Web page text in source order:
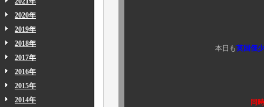
2020年
2019年
2018年
2017年
2016年
2015年
2014年
本日も英国僅
同時に2着もの買い